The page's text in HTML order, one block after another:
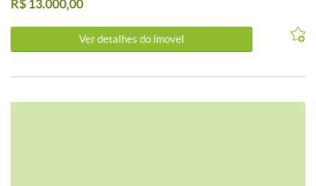
estacionamento para cada loja; - 40 vagas no estacionamento ao
Localizadas no melhor ponto Comercial da Av. Cristiano Machado,
com fácil acesso a Estação de Metrô Floramar. - Estuda-se BTS.
R$ 13.000,00
Ver detalhes do ímovel